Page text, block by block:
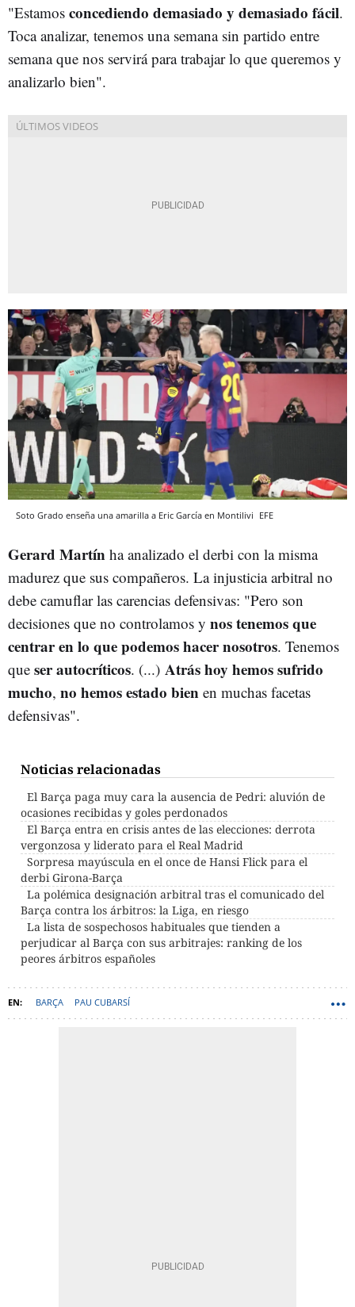
"Estamos concediendo demasiado y demasiado fácil.
Toca analizar, tenemos una semana sin partido entre
semana que nos servirá para trabajar lo que queremos y
analizarlo bien".
Soto Grado enseña una amarilla a Eric García en Montilivi EFE
Gerard Martín ha analizado el derbi con la misma
madurez que sus compañeros. La injusticia arbitral no
debe camuflar las carencias defensivas: "Pero son
decisiones que no controlamos y nos tenemos que
centrar en lo que podemos hacer nosotros. Tenemos
que ser autocríticos. (...) Atrás hoy hemos sufrido
mucho, no hemos estado bien en muchas facetas
defensivas".
Noticias relacionadas
El Barça paga muy cara la ausencia de Pedri: aluvión de
ocasiones recibidas y goles perdonados
El Barça entra en crisis antes de las elecciones: derrota
vergonzosa y liderato para el Real Madrid
Sorpresa mayúscula en el once de Hansi Flick para el
derbi Girona-Barça
La polémica designación arbitral tras el comunicado del
Barça contra los árbitros: la Liga, en riesgo
La lista de sospechosos habituales que tienden a
perjudicar al Barça con sus arbitrajes: ranking de los
peores árbitros españoles
BARÇA PAU CUBARSÍ